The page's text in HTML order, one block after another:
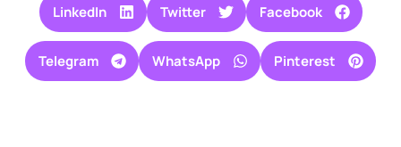
Facebook
Twitter
LinkedIn
Pinterest
WhatsApp
Telegram